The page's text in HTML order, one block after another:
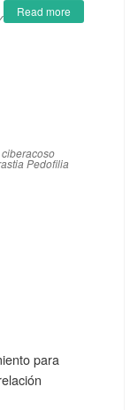
Read more
ciberacoso
Pedofilia
para